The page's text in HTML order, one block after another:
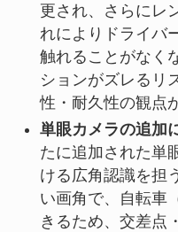
更され、さらにレ
れによりドライバ
触れることがなく
ションがズレるリ
性・耐久性の観点
単眼カメラの追加
たに追加された単
ける広角認識を担
い画角で、自転車
きるため、交差点